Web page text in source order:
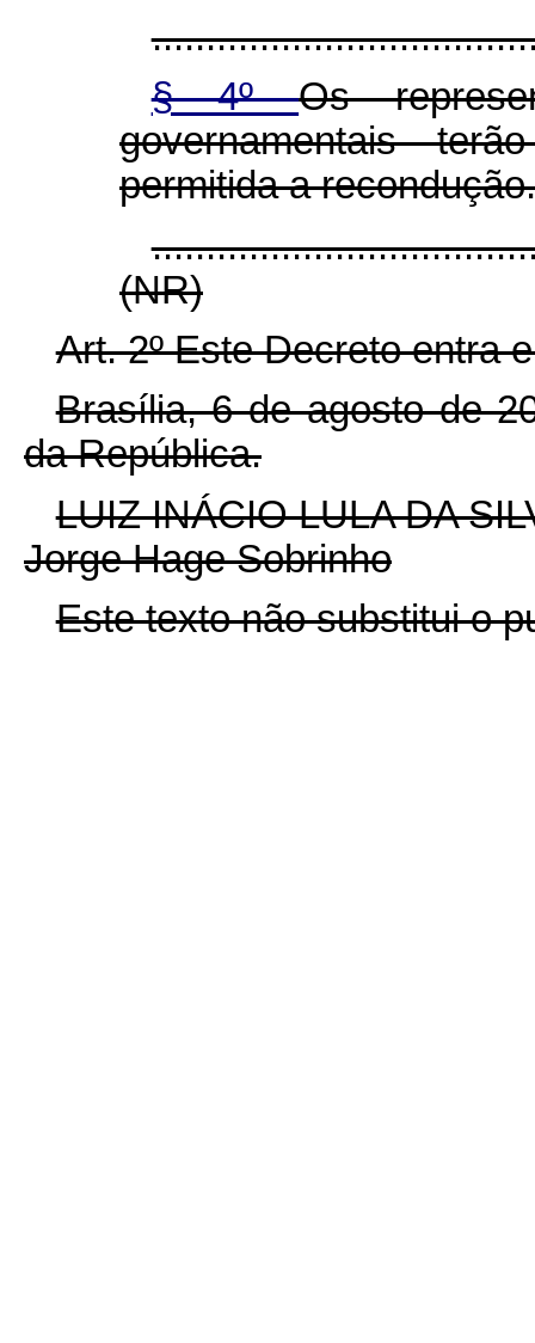
§ 4ºOs
governamentais
permitida a recondução.
(NR)
Art. 2º Este Decreto entra
Brasília, 6 de agosto de
da República.
LUIZ INÁCIO LULA DA
Jorge Hage Sobrinho
Este texto não substitui o